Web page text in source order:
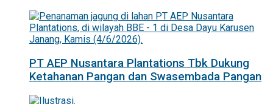
PT AEP Nusantara Plantations Tbk Dukung
Ketahanan Pangan dan Swasembada Pangan